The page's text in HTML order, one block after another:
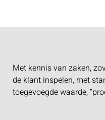
Met kennis van zaken,
de klant inspelen, met
toegevoegde waarde,